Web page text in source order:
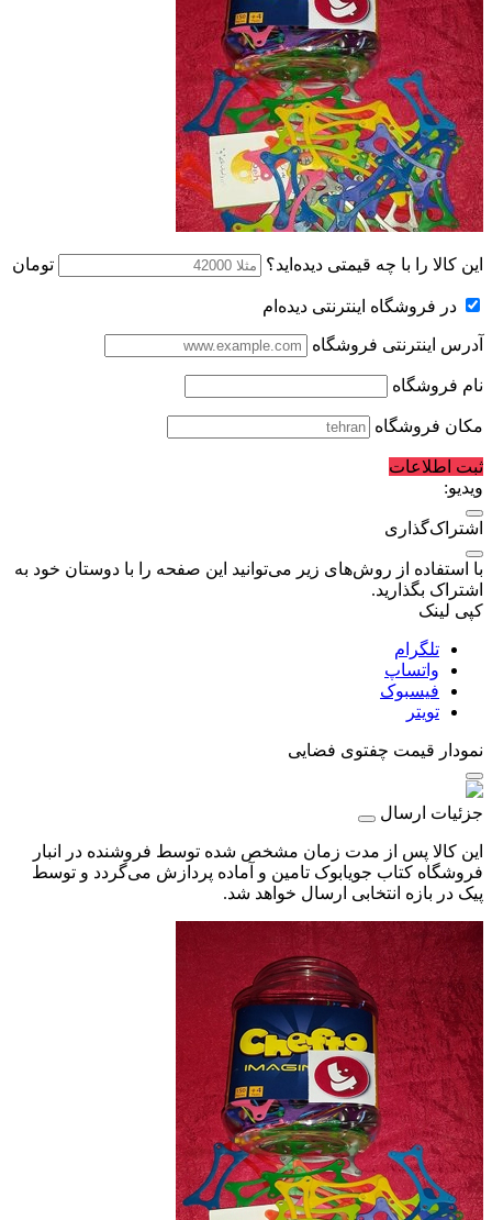
این کالا را با چه قیمتی دیده‌اید؟ تومان
در فروشگاه اینترنتی دیده‌ام
آدرس اینترنتی فروشگاه
نام فروشگاه
مکان فروشگاه
ثبت اطلاعات
ویدیو:
اشتراک‌گذاری
با استفاده از روش‌های زیر می‌توانید این صفحه را با دوستان خود به
اشتراک بگذارید.
کپی لینک
تلگرام
واتساپ
فیسبوک
تویتر
نمودار قیمت چفتوی فضایی
جزئیات ارسال
این کالا پس از مدت زمان مشخص شده توسط فروشنده در انبار
فروشگاه کتاب جویابوک تامین و آماده پردازش می‌گردد و توسط
پیک در بازه انتخابی ارسال خواهد شد.